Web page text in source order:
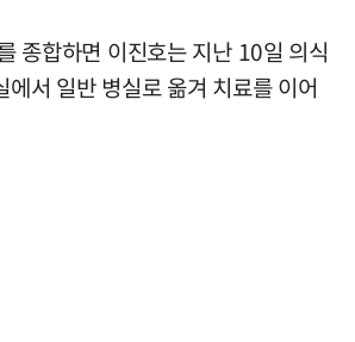
종합하면 이진호는 지난 10일 의식
에서 일반 병실로 옮겨 치료를 이어